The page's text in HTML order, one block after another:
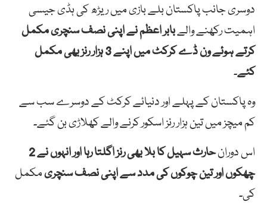
دوسری جانب پاکستان بلے بازی میں ریڑھ کی ہڈی جیسی
اہمیت رکھنے والےبابر اعظم نے اپنی نصف سنچری مکمل
کرتے ہوئے ون ڈے کرکٹ میں اپنے 3 ہزار رنز بھی مکمل
کئے۔
وہ پاکستان کے پہلے اور دنیائے کرکٹ کے دوسرے سب سے
کم میچز میں تین ہزار رنز اسکور کرنے والے کھلاڑی بن گئے۔
اس دوران
حارث سہیل کا بلا بھی رنز اگلتا رہا اور انہوں نے 2
چھکوں اور تین چوکوں کی مدد سے اپنی نصف سنچریمکمل
کی۔